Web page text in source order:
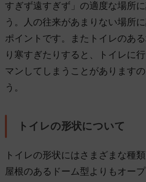
すぎず遠すぎず」の適度な場所
う。人の往来があまりない場所
ポイントです。またトイレのあ
り寒すぎたりすると、トイレに
マンしてしまうことがあります
う。
トイレの形状について
トイレの形状にはさまざまな種
屋根のあるドーム型よりもオー